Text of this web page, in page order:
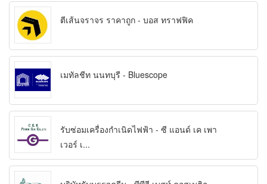
ตีเส้นจราจร ราคาถูก - บอส ทราฟฟิค
เมทัลชีท นนทบุรี - Bluescope
รับซ่อมเครื่องกำเนิดไฟฟ้า - ซี แอนด์ เค เพา
เวอร์ เ...